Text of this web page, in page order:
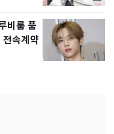
비룸 품
속계약